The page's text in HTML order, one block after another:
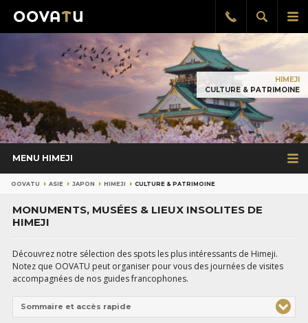
le
Afficher
la
Rappel
gratuit
HIMEJI
CULTURE & PATRIMOINE
MENU HIMEJI
OOVATU ASIE JAPON HIMEJI CULTURE & PATRIMOINE
MONUMENTS, MUSÉES & LIEUX INSOLITES DE
HIMEJI
Découvrez notre sélection des spots les plus intéressants de Himeji.
Notez que OOVATU peut organiser pour vous des journées de visites
accompagnées de nos guides francophones.
Sommaire et accès rapide